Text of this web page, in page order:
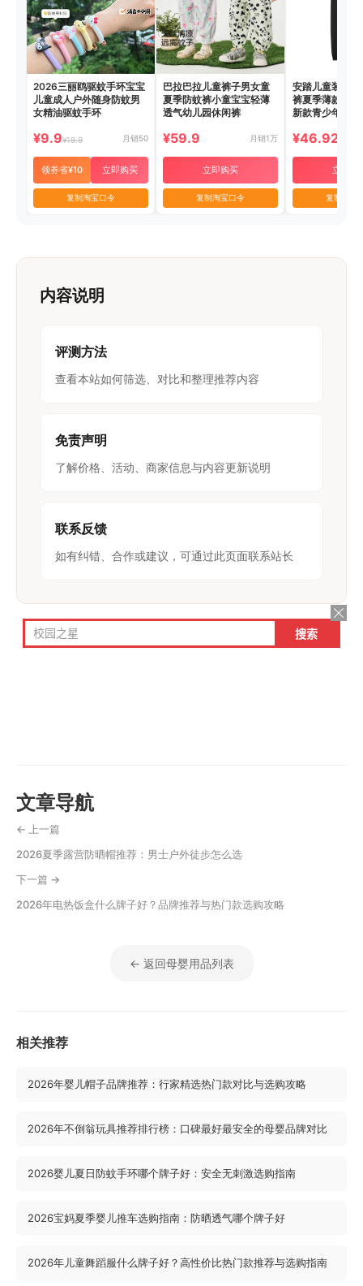
2026三丽鸥驱蚊手环宝宝
儿童成人户外随身防蚊男
女精油驱蚊手环
¥9.9¥19.9 月销50
领券省¥10 立即购买
复制淘宝口令
巴拉巴拉儿童裤子男女童
夏季防蚊裤小童宝宝轻薄
透气幼儿园休闲裤
¥59.9 月销1万
立即购买
复制淘宝口令
安踏儿童装男
裤夏季薄款速
新款青少年运动
¥46.92
立即购
复制淘宝
内容说明
评测方法
查看本站如何筛选、对比和整理推荐内容
免责声明
了解价格、活动、商家信息与内容更新说明
联系反馈
如有纠错、合作或建议，可通过此页面联系站长
文章导航
← 上一篇
2026夏季露营防晒帽推荐：男士户外徒步怎么选
下一篇 →
2026年电热饭盒什么牌子好？品牌推荐与热门款选购攻略
← 返回母婴用品列表
相关推荐
2026年婴儿帽子品牌推荐：行家精选热门款对比与选购攻略
2026年不倒翁玩具推荐排行榜：口碑最好最安全的母婴品牌对比
2026婴儿夏日防蚊手环哪个牌子好：安全无刺激选购指南
2026宝妈夏季婴儿推车选购指南：防晒透气哪个牌子好
2026年儿童舞蹈服什么牌子好？高性价比热门款推荐与选购指南